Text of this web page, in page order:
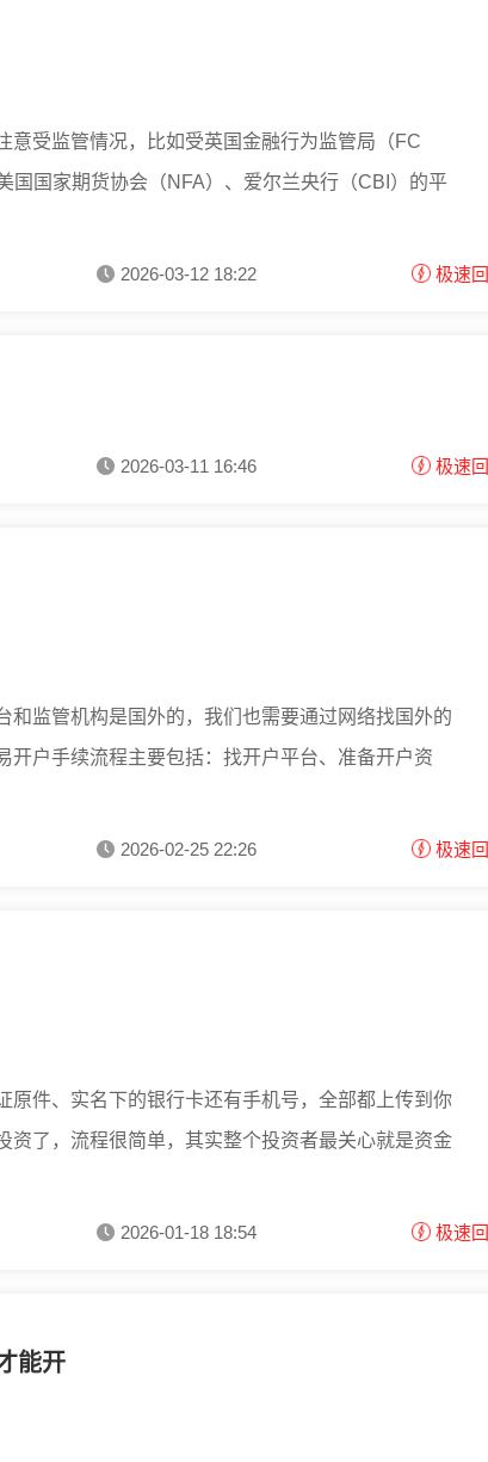
意受监管情况，比如受英国金融行为监管局（FC
国国家期货协会（NFA）、爱尔兰央行（CBI）的平
2026-03-12 18:22 极速
2026-03-11 16:46 极速
监管机构是国外的，我们也需要通过网络找国外的
户手续流程主要包括：找开户平台、准备开户资
2026-02-25 22:26 极速
原件、实名下的银行卡还有手机号，全部都上传到你
资了，流程很简单，其实整个投资者最关心就是资金
2026-01-18 18:54 极速
能开